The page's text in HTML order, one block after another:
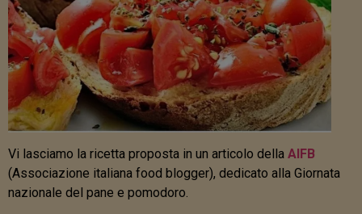
Vi lasciamo la ricetta proposta in un articolo della AIFB
(Associazione italiana food blogger), dedicato alla Giornata
nazionale del pane e pomodoro.